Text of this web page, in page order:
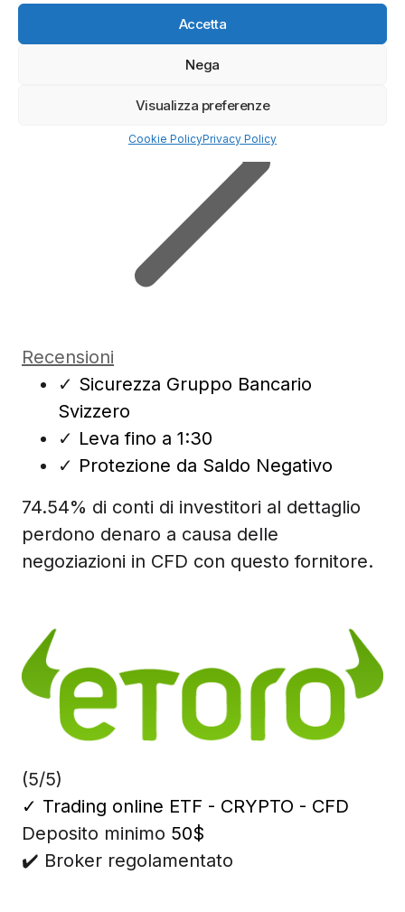
Accetta
Nega
Visualizza preferenze
Cookie PolicyPrivacy Policy
Recensioni
✓ Sicurezza Gruppo Bancario
Svizzero
✓ Leva fino a 1:30
✓ Protezione da Saldo Negativo
74.54% di conti di investitori al dettaglio
perdono denaro a causa delle
negoziazioni in CFD con questo fornitore.
(5/5)
✓ Trading online ETF - CRYPTO - CFD
Deposito minimo 50$
✔️ Broker regolamentato